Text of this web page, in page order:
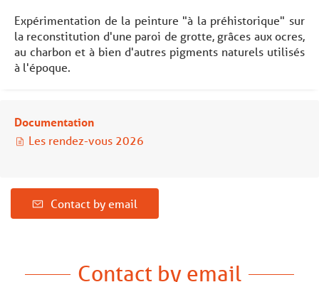
Expérimentation de la peinture "à la préhistorique" sur
la reconstitution d'une paroi de grotte, grâces aux ocres,
au charbon et à bien d'autres pigments naturels utilisés
à l'époque.
Documentation
Les rendez-vous 2026
Contact by email
Contact by email